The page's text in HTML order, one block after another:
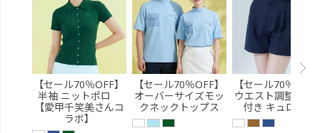
【セール70％OFF】
半袖 ニットポロ
【愛甲千笑美さんコ
ラボ】
【セール70％OFF】
オーバーサイズモッ
クネックトップス
【セール70％OFF
ウエスト調整ベル
付き キュロット